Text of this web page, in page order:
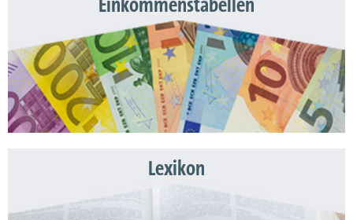
Einkommenstabellen
Lexikon